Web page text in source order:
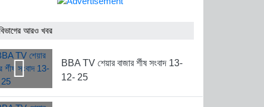
বাড়াল বাংলাদেশ চা বোর্ড
আরও খবর
BBA TV শেয়ার বাজার র্শীষ সংবাদ 13-
12- 25